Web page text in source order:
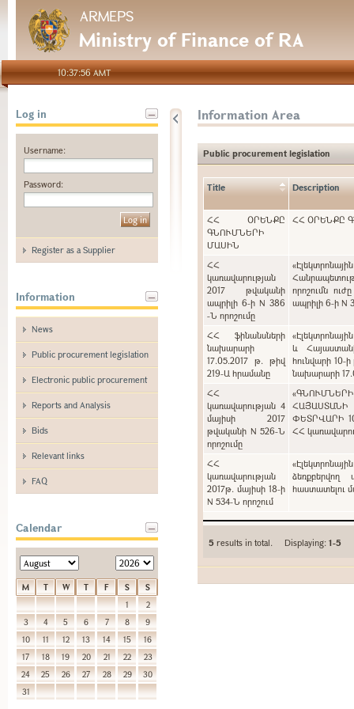
ARMEPS
Ministry of Finance of RA
10:37:56 AMT
Log in
Username:
Password:
Register as a Supplier
Information
News
Public procurement legislation
Electronic public procurement
Reports and Analysis
Bids
Relevant links
FAQ
Calendar
M T W T F S
S
1
2
3
4 5 6 7 8
9
10
11 12 13 14 15
16
17
18 19 20 21 22
23
24
25 26 27 28 29
30
31
Information Area
Public procurement legislation
Title Description
ՀՀ ՕՐԵՆՔԸ
ԳՆՈՒՄՆԵՐԻ
ՄԱՍԻՆ
ՀՀ ՕՐԵՆՔԸ
ՀՀ
կառավարության
2017 թվականի
ապրիլի 6-ի N 386
-Ն որոշումը
որոշումն
ապրիլի 6-ի N
ՀՀ ֆինանսների
նախարարի
17.05.2017 թ. թիվ
219-Ա հրամանը
և
հունվարի 10-
նախարարի
ՀՀ
կառավարության 4
մայիսի 2017
թվականի N 526-Ն
որոշումը
ՓԵՏՐՎԱՐԻ
ՀՀ
ՀՀ
կառավարության
2017թ. մայիսի 18-ի
N 534-Ն որոշում
ձեռքբերվող
հաստատելու
5 results in total. Displaying:1-5